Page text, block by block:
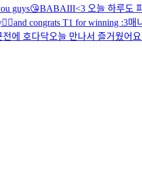
guys😘BABAIII<3 오늘 하루도
congrats T1 for winning :3매
전에 호다닥오늘 만나서 즐거웠어